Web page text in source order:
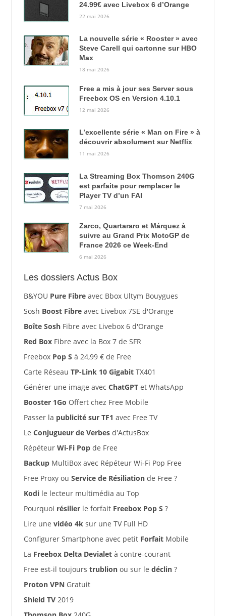
24.99€ avec Livebox 6 d’Orange
22 mai 2026
La nouvelle série « Rooster » avec
Steve Carell qui cartonne sur HBO
Max
18 mai 2026
Free a mis à jour ses Server sous
Freebox OS en Version 4.10.1
12 mai 2026
L’excellente série « Man on Fire » à
découvrir absolument sur Netflix
11 mai 2026
La Streaming Box Thomson 240G
est parfaite pour remplacer le
Player TV d’un FAI
7 mai 2026
Zarco, Quartararo et Márquez à
suivre au Grand Prix MotoGP de
France 2026 ce Week-End
6 mai 2026
Les dossiers Actus Box
B&YOU Pure Fibreavec Bbox Ultym Bouygues
Sosh Boost Fibreavec Livebox 7SE d'Orange
Boîte SoshFibre avec Livebox 6 d'Orange
Red BoxFibre avec la Box 7 de SFR
Freebox Pop S à 24,99 € de Free
Carte Réseau TP-Link 10 GigabitTX401
Générer une image avec ChatGPTet WhatsApp
Booster 1Go Offert chez Free Mobile
Passer la publicité sur TF1 avec Free TV
Le Conjugueur de Verbesd'ActusBox
Répéteur Wi-Fi Popde Free
BackupMultiBox avec Répéteur Wi-Fi Pop Free
Free Proxy ou Service de Résiliationde Free ?
Kodile lecteur multimédia au Top
Pourquoi résilierle forfait Freebox Pop S ?
Lire une vidéo 4ksur une TV Full HD
Configurer Smartphone avec petit ForfaitMobile
La Freebox Delta Devialetà contre-courant
Free est-il toujours trublionou sur le déclin?
Proton VPN Gratuit
Shield TV2019